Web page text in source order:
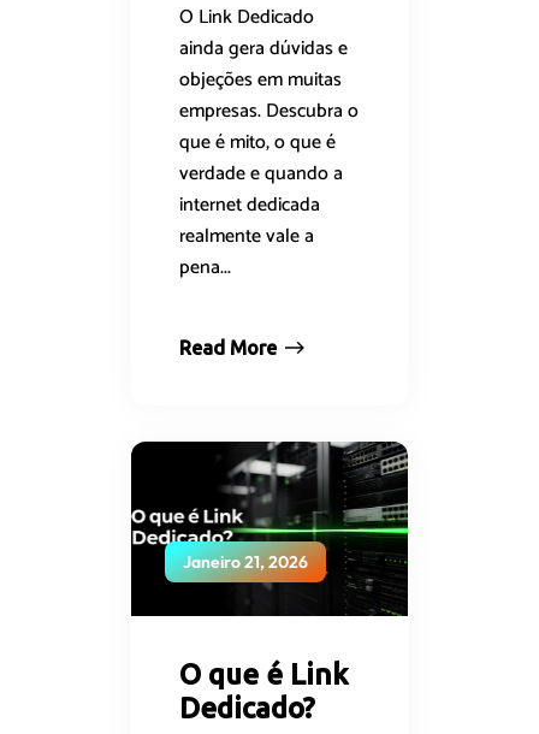
O Link Dedicado
ainda gera dúvidas e
objeções em muitas
empresas. Descubra o
que é mito, o que é
verdade e quando a
internet dedicada
realmente vale a
pena...
Read More
Janeiro 21, 2026
O que é Link
Dedicado?